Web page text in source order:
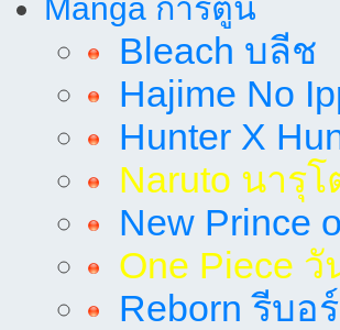
Manga การ์ตูน
Bleach บลีช
Hajime No
Hunter X
Naruto นารุโ
New Prince
One Piece
Reborn รีบอ